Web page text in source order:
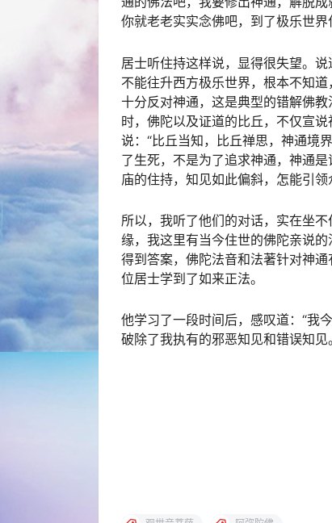
你就老老实实念佛吧，到了极乐世界
居士听住持这样说，显得很失望。
不能往升西方极乐世界，根本不知
十分反对神通，这是典型的错解佛
时，佛陀以及证道的比丘，不仅宣
说：“比丘当知，比丘禅思，神通境
了生死，不是为了追求神通，神通
庙的住持，知见如此偏斜，怎能引领
所以，我听了他们的对话，实在坐
缘，我这里有当今住世的佛陀亲说
得到答案，佛陀法音和法著针对神
位居士学到了如来正法。
他学习了一段时间后，感叹道：“我
破除了我执有的邪恶知见和错误知